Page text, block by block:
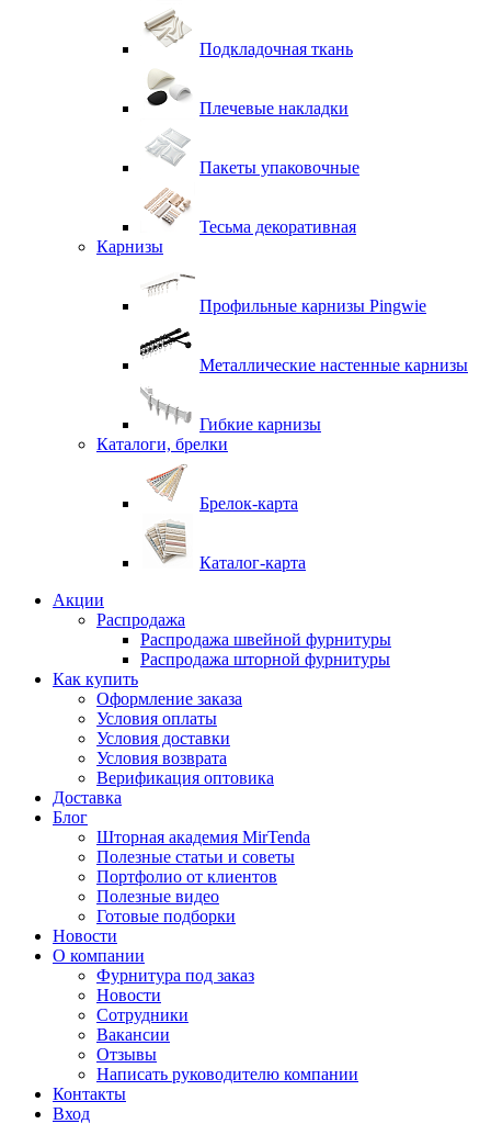
Подкладочная ткань
Плечевые накладки
Пакеты упаковочные
Тесьма декоративная
Карнизы
Профильные карнизы Pingwie
Металлические настенные карнизы
Гибкие карнизы
Каталоги, брелки
Брелок-карта
Каталог-карта
Акции
Распродажа
Распродажа швейной фурнитуры
Распродажа шторной фурнитуры
Как купить
Оформление заказа
Условия оплаты
Условия доставки
Условия возврата
Верификация оптовика
Доставка
Блог
Шторная академия MirTenda
Полезные статьи и советы
Портфолио от клиентов
Полезные видео
Готовые подборки
Новости
О компании
Фурнитура под заказ
Новости
Сотрудники
Вакансии
Отзывы
Написать руководителю компании
Контакты
Вход